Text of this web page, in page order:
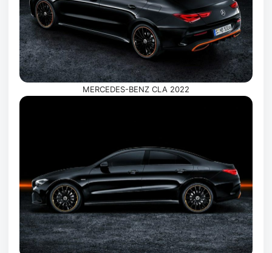
MERCEDES-BENZ CLA 2022